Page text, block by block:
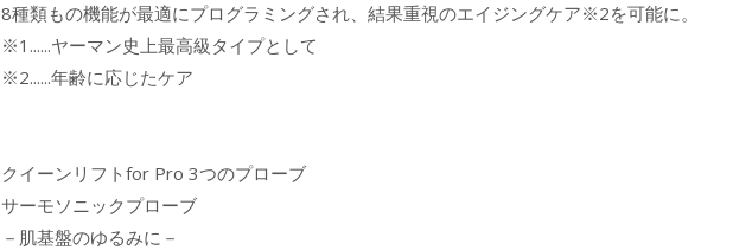
8種類もの機能が最適にプログラミングされ、結果重視のエイジングケア※2を可能に。
※1......ヤーマン史上最高級タイプとして
※2......年齢に応じたケア
クイーンリフトfor Pro 3つのプローブ
サーモソニックプローブ
－肌基盤のゆるみに－